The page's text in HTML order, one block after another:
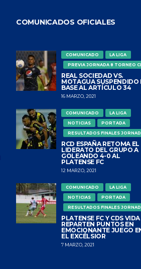
COMUNICADOS OFICIALES
COMUNICADO
LA LIGA
PREVIA JORNADA 8 TORNEO
REAL SOCIEDAD VS.
MOTAGUA SUSPENDIDO
BASE AL ARTÍCULO 34
16 MARZO, 2021
COMUNICADO
LA LIGA
NOTICIAS
PORTADA
RESULTADOS FINALES
RCD ESPAÑA RETOMA EL
LIDERATO DEL GRUPO A
GOLEANDO 4-0 AL
PLATENSE FC
12 MARZO, 2021
COMUNICADO
LA LIGA
NOTICIAS
PORTADA
RESULTADOS FINALES
PLATENSE FC Y CDS VIDA
REPARTEN PUNTOS EN
EMOCIONANTE JUEGO
EL EXCÉLSIOR
7 MARZO, 2021